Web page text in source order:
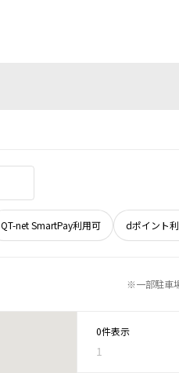
QT-net SmartPay利用可 dポイント
※一部駐車
0件表示
1